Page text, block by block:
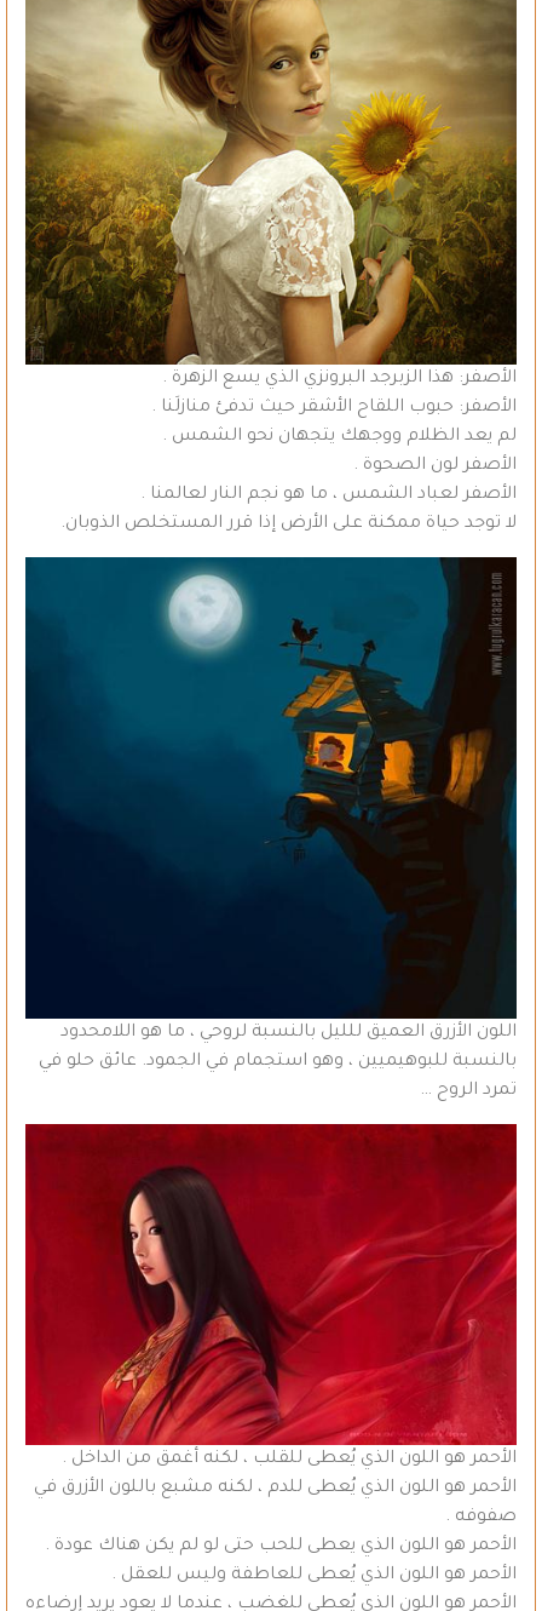
الأصفر: هذا الزبرجد البرونزي الذي يسع الزهرة .
الأصفر: حبوب اللقاح الأشقر حيث تدفئ منازلَنا .
لم يعد الظلام ووجهك يتجهان نحو الشمس .
الأصفر لون الصحوة .
الأصفر لعباد الشمس ، ما هو نجم النار لعالمنا .
لا توجد حياة ممكنة على الأرض إذا قرر المستخلص الذوبان.
اللون الأزرق العميق للليل بالنسبة لروحي ، ما هو اللامحدود
بالنسبة للبوهيميين ، وهو استجمام في الجمود. عائق حلو في
تمرد الروح …
الأحمر هو اللون الذي يُعطى للقلب ، لكنه أغمق من الداخل .
الأحمر هو اللون الذي يُعطى للدم ، لكنه مشبع باللون الأزرق في
صفوفه .
الأحمر هو اللون الذي يعطى للحب حتى لو لم يكن هناك عودة .
الأحمر هو اللون الذي يُعطى للعاطفة وليس للعقل .
الأحمر هو اللون الذي يُعطى للغضب ، عندما لا يعود يريد إرضاءه